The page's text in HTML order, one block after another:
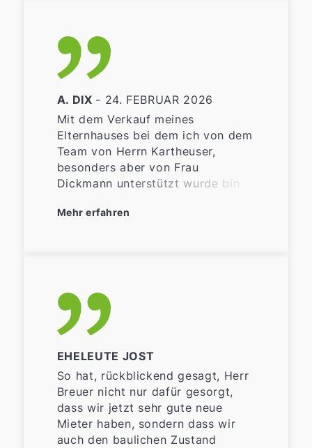
A. DIX - 24. FEBRUAR 2026
Mit dem Verkauf meines
Elternhauses bei dem ich von dem
Team von Herrn Kartheuser,
besonders aber von Frau
Dickmann unterstützt wurde bin
dankbar. Da ich weit entfernt von
meine Wünsche wurden
respektiert und erfüllt. Meine
Fragen wurden schnell und
Dank für Alles.
Mehr erfahren
EHELEUTE JOST
So hat, rückblickend gesagt, Herr
Breuer nicht nur dafür gesorgt,
dass wir jetzt sehr gute neue
Mieter haben, sondern dass wir
auch den baulichen Zustand